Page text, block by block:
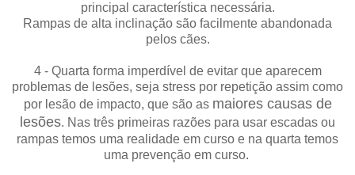
principal característica necessária.
Rampas de alta inclinação são facilmente abandonada
pelos cães.
4 - Quarta forma imperdível de evitar que aparecem
problemas de lesões, seja stress por repetição assim como
por lesão de impacto, que são as maiores causas de
lesões. Nas três primeiras razões para usar escadas ou
rampas temos uma realidade em curso e na quarta temos
uma prevenção em curso.